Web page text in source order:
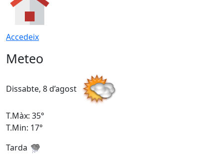
Accedeix
Meteo
Dissabte, 8 d’agost
T.Màx: 35°
T.Min: 17°
Tarda